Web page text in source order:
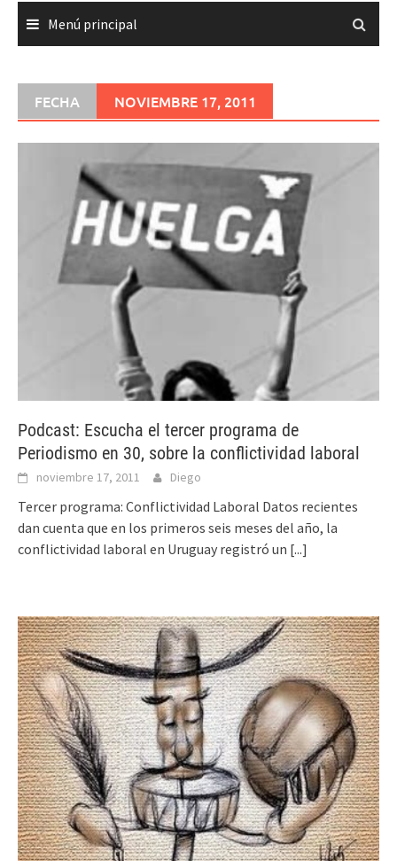
Menú principal
FECHA NOVIEMBRE 17, 2011
Podcast: Escucha el tercer programa de
Periodismo en 30, sobre la conflictividad laboral
noviembre 17, 2011 Diego
Tercer programa: Conflictividad Laboral Datos recientes
dan cuenta que en los primeros seis meses del año, la
conflictividad laboral en Uruguay registró un [...]